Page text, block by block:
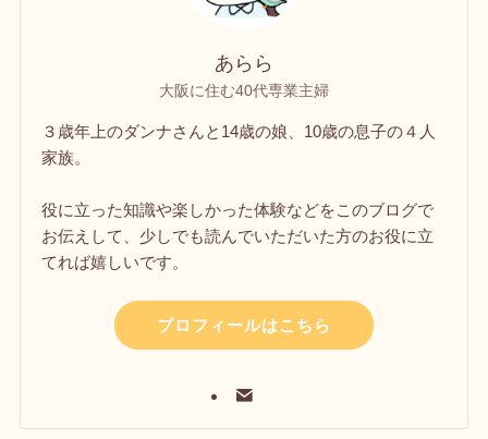
あらら
大阪に住む40代専業主婦
３歳年上のダンナさんと14歳の娘、10歳の息子の４人
家族。
役に立った知識や楽しかった体験などをこのブログで
お伝えして、少しでも読んでいただいた方のお役に立
てれば嬉しいです。
プロフィールはこちら